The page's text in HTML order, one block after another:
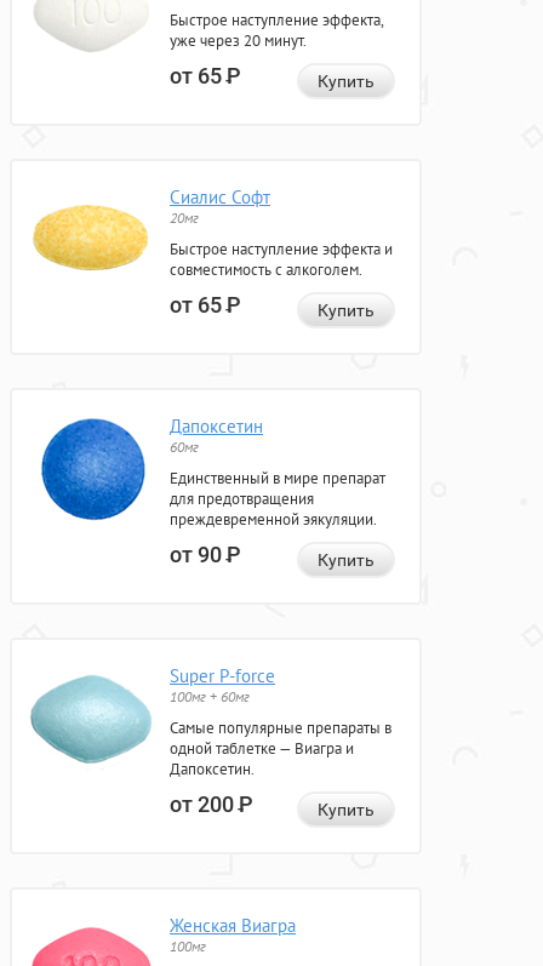
Быстрое наступление эффекта,
уже через 20 минут.
от 65Р Купить
Сиалис Софт
20мг
Быстрое наступление эффекта и
совместимость с алкоголем.
от 65Р Купить
Дапоксетин
60мг
Единственный в мире препарат
для предотвращения
преждевременной эякуляции.
от 90Р Купить
Super P-force
100мг + 60мг
Самые популярные препараты в
одной таблетке — Виагра и
Дапоксетин.
от 200Р Купить
Женская Виагра
100мг